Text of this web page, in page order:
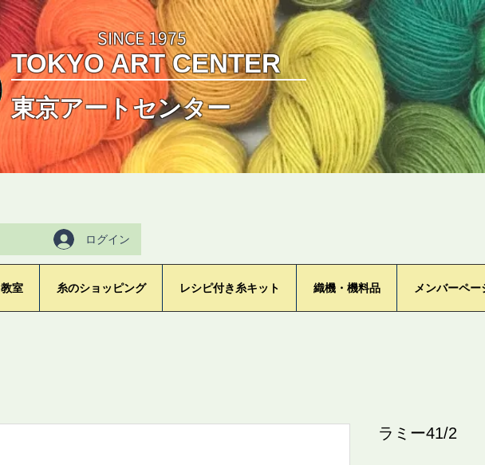
SINCE 1975
TOKYO ART CENTER
東京アートセンター
ログイン
教室 糸のショッピング レシピ付き糸キット 織機・機料品 メンバーペー
ラミー41/2